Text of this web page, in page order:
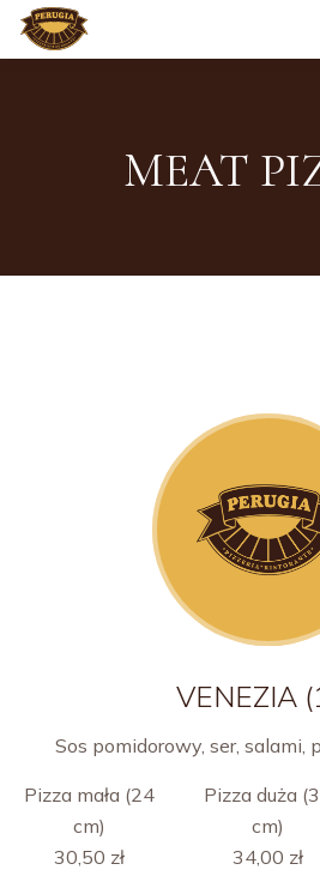
MEAT
VENEZIA
Sos pomidorowy, ser, salami,
Pizza mała (24
cm)
Pizza duża
cm)
30,50 zł
34,00 zł